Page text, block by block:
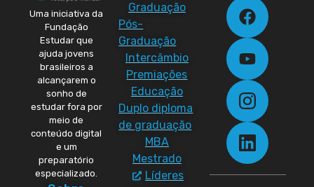
Uma iniciativa da
Fundação
Estudar que
ajuda jovens
brasileiros a
alcançarem o
sonho de
estudar fora por
meio de
conteúdo digital
e um
preparatório
especializado.
Graduação
Pós-
Graduação
Intercâmbio
Premiações
Educação
Duplo diploma
de graduação
MBA
Mestrado
Líderes